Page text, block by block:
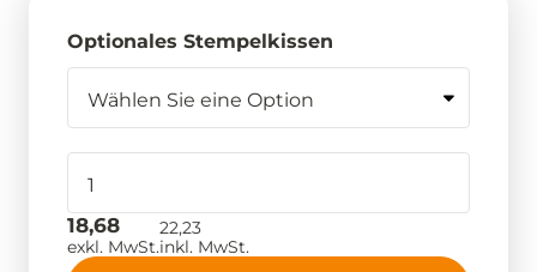
Optionales Stempelkissen
18,68
exkl. MwSt.
22,23
inkl. MwSt.